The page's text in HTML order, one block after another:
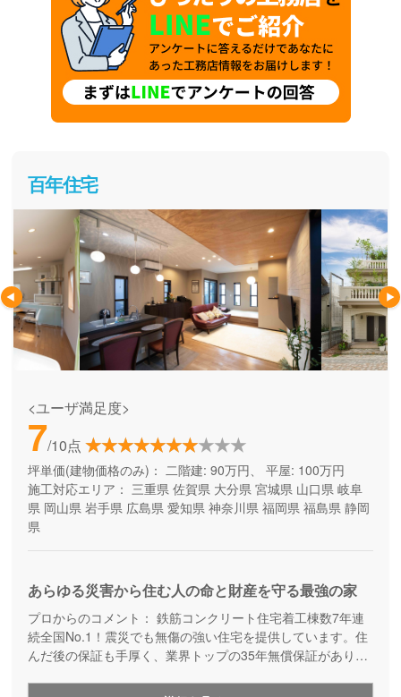
百年住宅
<ユーザ満足度>
7/10点
坪単価(建物価格のみ)： 二階建: 90万円、 平屋: 100万円
施工対応エリア： 三重県 佐賀県 大分県 宮城県 山口県 岐阜
県 岡山県 岩手県 広島県 愛知県 神奈川県 福岡県 福島県 静岡
県
あらゆる災害から住む人の命と財産を守る最強の家
プロからのコメント： 鉄筋コンクリート住宅着工棟数7年連
続全国No.1！震災でも無傷の強い住宅を提供しています。住
んだ後の保証も手厚く、業界トップの35年無償保証があり、
した災害対策で安心できる家づくりをしたい方にオススメで